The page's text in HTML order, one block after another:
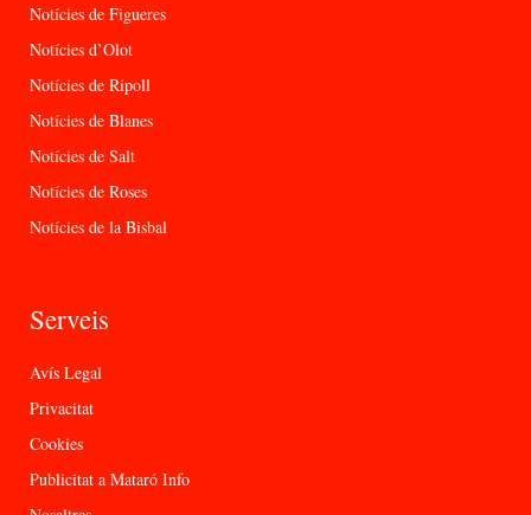
Notícies de Figueres
Notícies d’Olot
Notícies de Ripoll
Notícies de Blanes
Notícies de Salt
Notícies de Roses
Notícies de la Bisbal
Serveis
Avís Legal
Privacitat
Cookies
Publicitat a Mataró Info